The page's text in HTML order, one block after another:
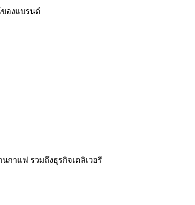
องแบรนด์
กาแฟ รวมถึงธุรกิจเดลิเวอรี